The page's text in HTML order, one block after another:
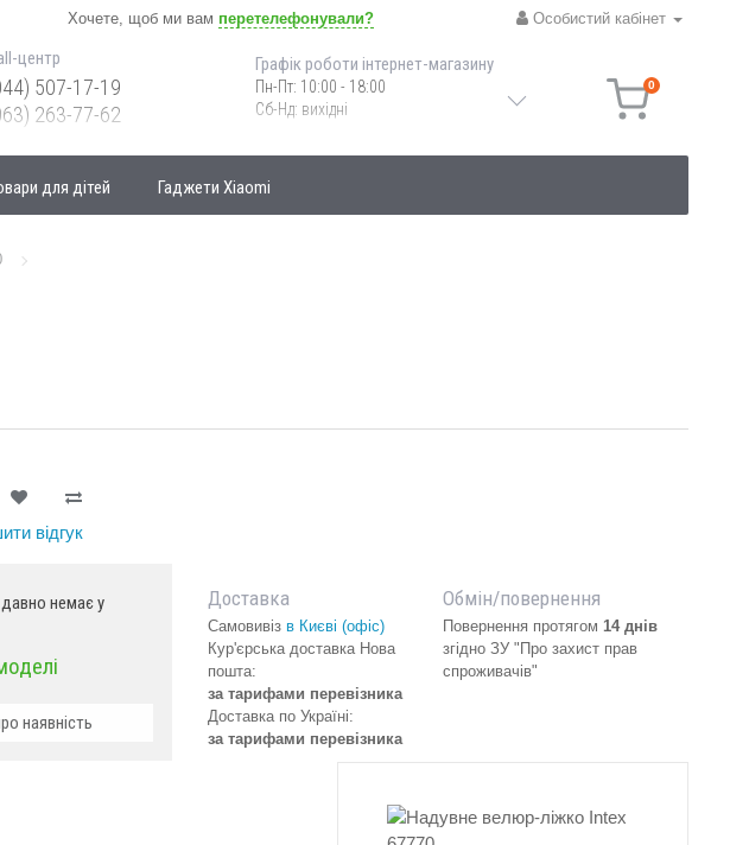
Особистий кабінет
Хочете, щоб ми вам перетелефонували?
центр
507-17-19
263-77-62
Графік роботи інтернет-магазину
Пн-Пт: 10:00 - 18:00
Сб-Нд: вихідні
0
для дітей Гаджети Xiaomi
відгук
немає у
наявність
Доставка
Самовивіз в Києві (офіс)
Кур'єрська доставка Нова
пошта:
за тарифами перевізника
Доставка по Україні:
за тарифами перевізника
Обмін/повернення
Повернення протягом14 днів
згідно ЗУ "Про захист прав
спроживачів"